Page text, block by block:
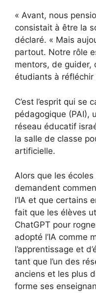
« Avant, nous
consistait à être la
déclaré. « Mais
partout. Notre rôle
mentors, de guider,
étudiants à réfléchir
C’est l’esprit qui se
pédagogique (PAI),
réseau éducatif
la salle de classe
artificielle.
Alors que les
demandent
l’IA et que certains
fait que les élèves
ChatGPT pour
adopté l’IA comme
l’apprentissage et
tant que l’un des
anciens et les plus
forme ses